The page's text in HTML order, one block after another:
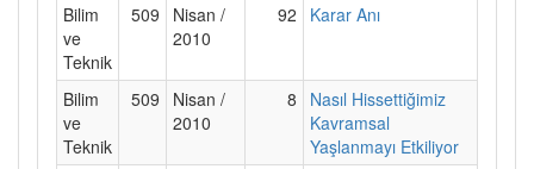
Bilim
ve
Teknik
509
Nisan /
2010
92 Karar Anı
Bilim
ve
Teknik
509
Nisan /
2010
8
Nasıl Hissettiğimiz
Kavramsal
Yaşlanmayı Etkiliyor